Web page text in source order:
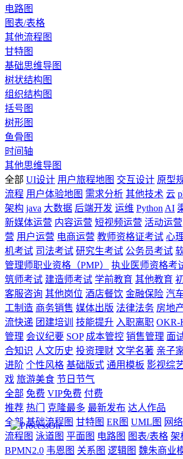
电路图
图表/表格
其他流程图
甘特图
基础思维导图
树状结构图
组织结构图
括号图
树形图
鱼骨图
时间轴
其他思维导图
全部 UI设计 用户旅程地图 交互设计 原型
流程 用户体验地图 需求分析 其他技术 云
架构 java 大数据 后端开发 运维 Python AI
新媒体运营 内容运营 短视频运营 活动运营
营 用户运营 电商运营 教师资格证考试 心
机考试 司法考试 研究生考试 公务员考试
管理师职业资格（PMP）
执业医师资格考
筑师考试 建造师考试 学前教育 其他教育
客服咨询 其他岗位 酒店餐饮 金融保险 汽
工制造 商务销售 媒体出版 法律法务 房地
流快递 团建培训 技能提升 入职离职 OKR-
管理 会议纪要 SOP 成本管控 销售管理 面
合知识 人文历史 投资理财 文学名著 亲子
进阶 个性风格 基础版式 通用模板 影视综
戏 旅游美食 节日节气
全部 免费 VIP免费 付费
推荐 热门 克隆最多 最新发布 达人作品
全部 基础流程图 甘特图 ER图 UML图 网
流程图 泳道图 平面图 电路图 图表/表格 架
BPMN2.0 韦恩图 关系图 逻辑图 魏朱商业